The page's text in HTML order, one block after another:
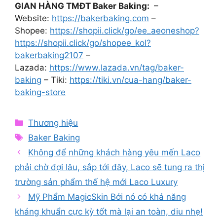
GIAN HÀNG TMĐT Baker Baking: –
Website: https://bakerbaking.com –
Shopee: https://shopii.click/go/ee_aeoneshop?
https://shopii.click/go/shopee_kol?
bakerbaking2107 –
Lazada: https://www.lazada.vn/tag/baker-
baking – Tiki: https://tiki.vn/cua-hang/baker-
baking-store
Categories
Thương hiệu
Tags
Baker Baking
Không để những khách hàng yêu mến Laco
phải chờ đợi lâu, sắp tới đây, Laco sẽ tung ra thị
trường sản phẩm thế hệ mới Laco Luxury
Mỹ Phẩm MagicSkin Bởi nó có khả năng
kháng khuẩn cực kỳ tốt mà lại an toàn, diu nhẹ!